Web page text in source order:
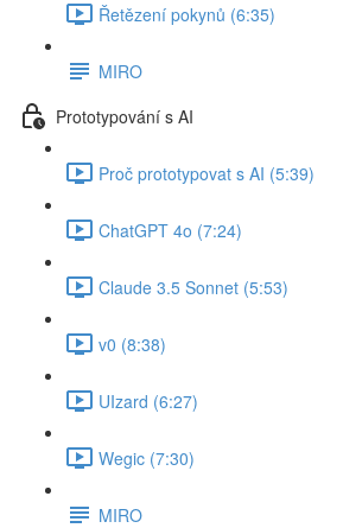
Řetězení pokynů (6:35)
MIRO
Prototypování s AI
Proč prototypovat s AI (5:39)
ChatGPT 4o (7:24)
Claude 3.5 Sonnet (5:53)
v0 (8:38)
UIzard (6:27)
Wegic (7:30)
MIRO